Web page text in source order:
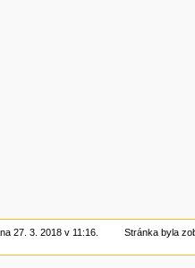
27. 3. 2018 v 11:16. Stránka byla